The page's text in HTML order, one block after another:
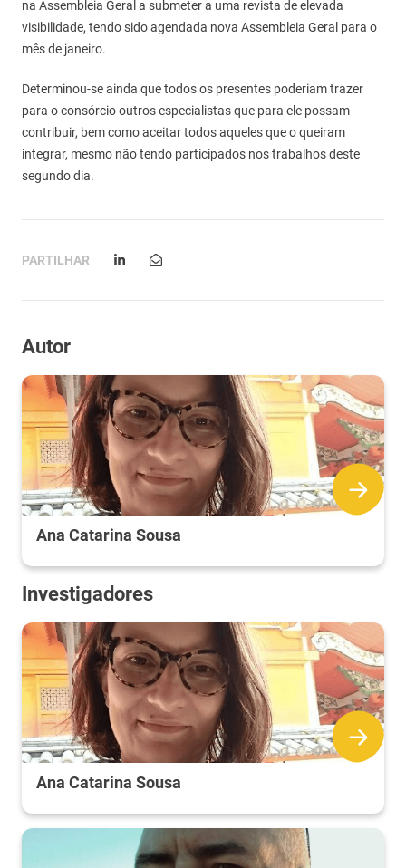
na Assembleia Geral a submeter a uma revista de elevada
visibilidade, tendo sido agendada nova Assembleia Geral para o
mês de janeiro.
Determinou-se ainda que todos os presentes poderiam trazer
para o consórcio outros especialistas que para ele possam
contribuir, bem como aceitar todos aqueles que o queiram
integrar, mesmo não tendo participados nos trabalhos deste
segundo dia.
PARTILHAR
Autor
Ana Catarina Sousa
Investigadores
Ana Catarina Sousa